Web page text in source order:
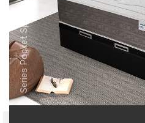
Series Pocket Springs